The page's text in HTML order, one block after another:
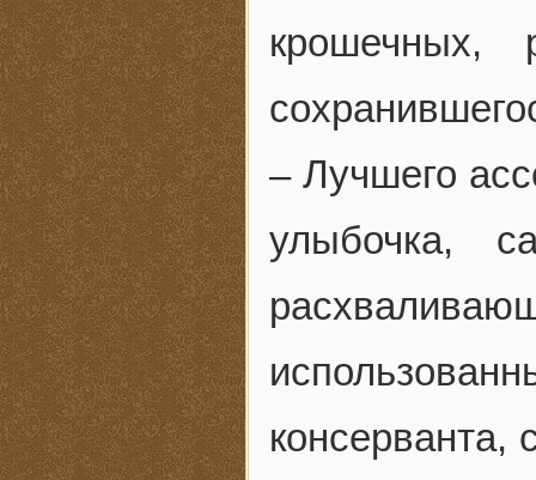
– Лучшего
улыбочка,